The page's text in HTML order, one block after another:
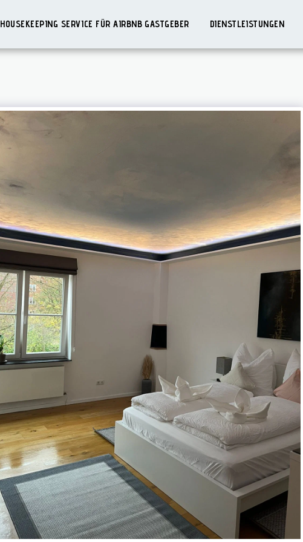
HOUSEKEEPING SERVICE FÜR AIRBNB GASTGEBER DIENSTLEISTUNGEN